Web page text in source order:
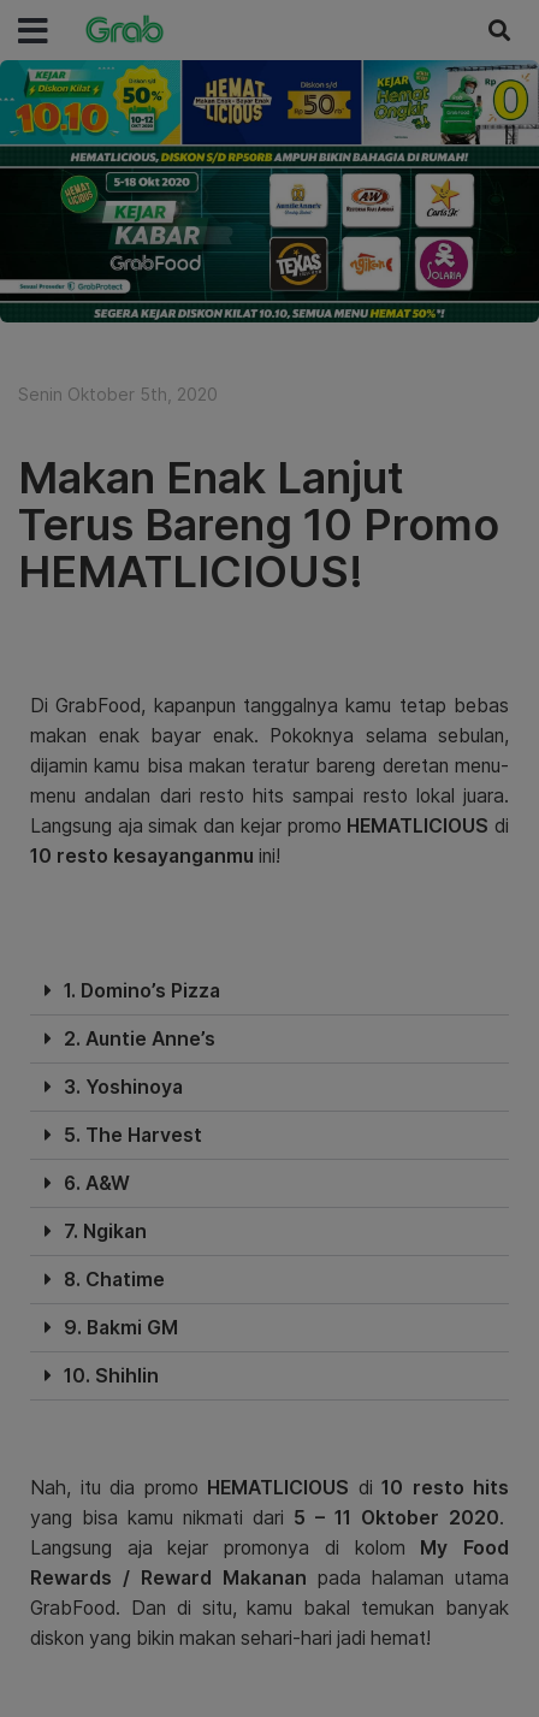
Senin Oktober 5th, 2020
Makan Enak Lanjut
Terus Bareng 10 Promo
HEMATLICIOUS!
Di GrabFood, kapanpun tanggalnya kamu tetap bebas
makan enak bayar enak. Pokoknya selama sebulan,
dijamin kamu bisa makan teratur bareng deretan menu-
menu andalan dari resto hits sampai resto lokal juara.
Langsung aja simak dan kejar promo HEMATLICIOUSdi
10 resto kesayanganmu ini!
1. Domino’s Pizza
2. Auntie Anne’s
3. Yoshinoya
5. The Harvest
6. A&W
7. Ngikan
8. Chatime
9. Bakmi GM
10. Shihlin
Nah, itu dia promo HEMATLICIOUS di 10 resto hits
yang bisa kamu nikmati dari 5 – 11 Oktober 2020.
Langsung aja kejar promonya di kolom My Food
Rewards / Reward Makanan pada halaman utama
GrabFood. Dan di situ, kamu bakal temukan banyak
diskon yang bikin makan sehari-hari jadi hemat!